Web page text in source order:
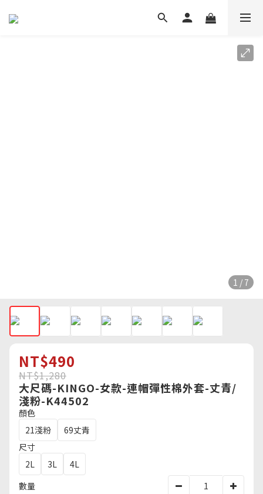
1 / 7
NT$490
NT$1,280
大尺碼-KINGO-女款-連帽彈性棉外套-丈青/
淺粉-K44502
顏色
21淺粉
69丈青
尺寸
2L
3L
4L
數量